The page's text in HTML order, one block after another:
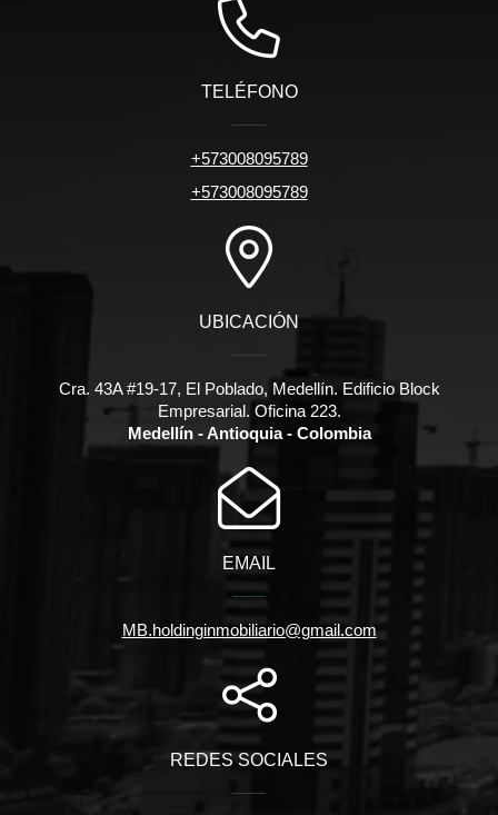
TELÉFONO
+573008095789
+573008095789
UBICACIÓN
Cra. 43A #19-17, El Poblado, Medellín. Edificio Block
Empresarial. Oficina 223.
Medellín - Antioquia - Colombia
EMAIL
MB.holdinginmobiliario@gmail.com
REDES SOCIALES